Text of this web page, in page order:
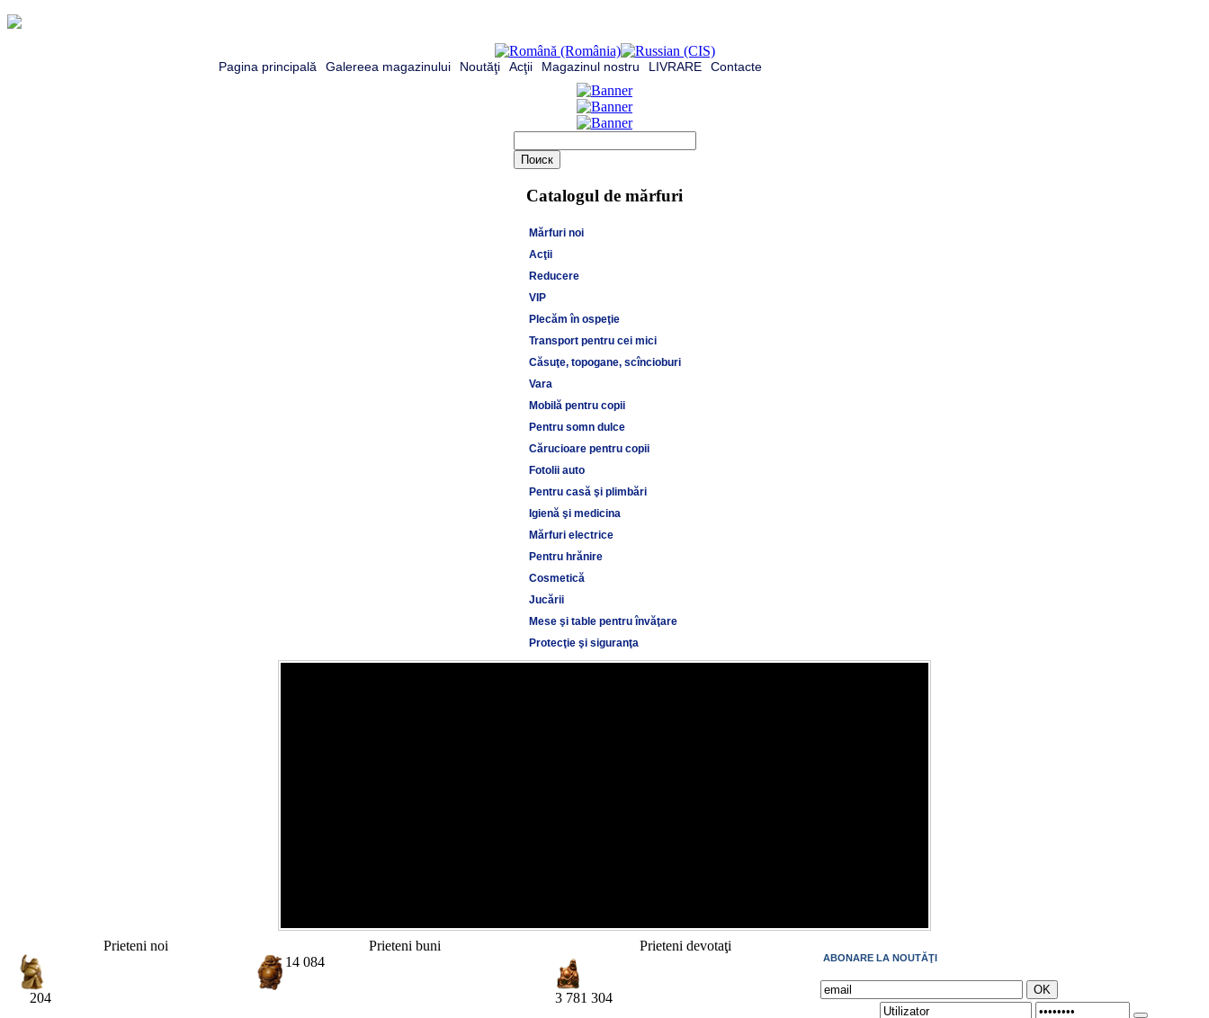
Pagina principală Galereea magazinului Noutăţi Acţii Magazinul nostru LIVRARE Contacte
Catalogul de mărfuri
Mărfuri noi
Acţii
Reducere
VIP
Plecăm în ospeţie
Transport pentru cei mici
Căsuţe, topogane, scîncioburi
Vara
Mobilă pentru copii
Pentru somn dulce
Cărucioare pentru copii
Fotolii auto
Pentru casă şi plimbări
Igienă şi medicina
Mărfuri electrice
Pentru hrănire
Cosmetică
Jucării
Mese şi table pentru învăţare
Protecţie şi siguranţa
Prieteni noi
204
Prieteni buni
14 084
Prieteni devotaţi
3 781 304
ABONARE LA NOUTĂŢI